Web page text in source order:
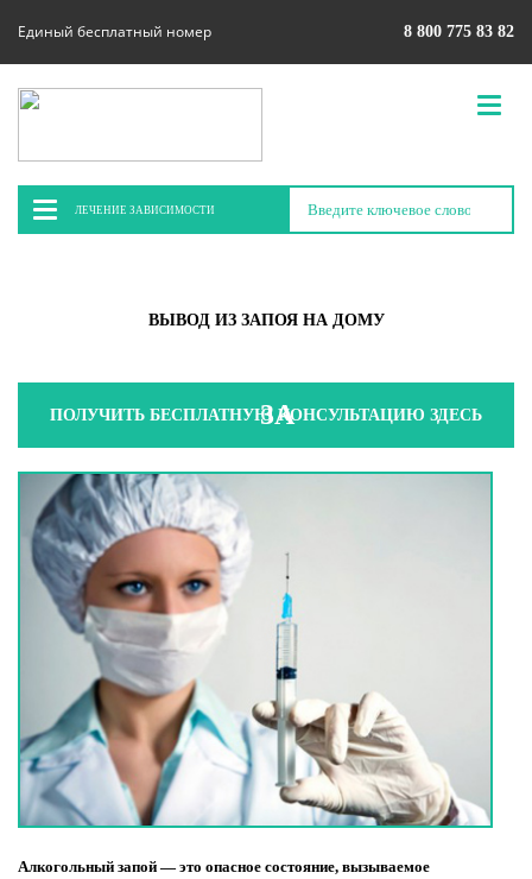
Единый бесплатный номер 8 800 775 83 82
ЛЕЧЕНИЕ ЗАВИСИМОСТИ
ВЫВОД ИЗ ЗАПОЯ НА ДОМУ
ПОЛУЧИТЬ БЕСПЛАТНУЮ КОНСУЛЬТАЦИЮ ЗДЕСЬ
Алкогольный запой — это опасное состояние, вызываемое